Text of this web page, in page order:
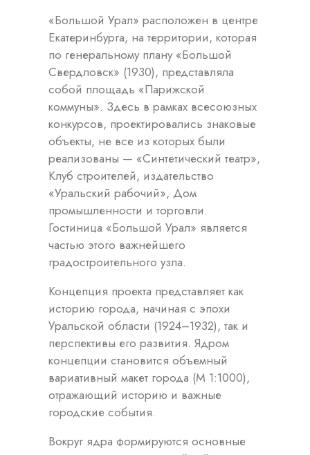
«Большой Урал» расположен в центре
Екатеринбурга, на территории, которая
по генеральному плану «Большой
Свердловск» (1930), представляла
собой площадь «Парижской
коммуны». Здесь в рамках всесоюзных
конкурсов, проектировались знаковые
объекты, не все из которых были
реализованы — «Синтетический театр»,
Клуб строителей, издательство
«Уральский рабочий», Дом
промышленности и торговли.
Гостиница «Большой Урал» является
частью этого важнейшего
градостроительного узла.
Концепция проекта представляет как
историю города, начиная с эпохи
Уральской области (1924–1932), так и
перспективы его развития. Ядром
концепции становится объемный
вариативный макет города (М 1:1000),
отражающий историю и важные
городские события.
Вокруг ядра формируются основные